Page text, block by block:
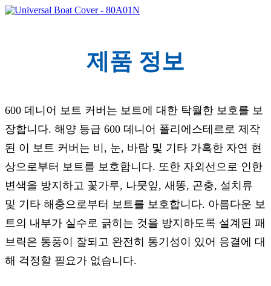
제품 정보
600 데니어 보트 커버는 보트에 대한 탁월한 보호를 보
장합니다. 해양 등급 600 데니어 폴리에스테르로 제작
된 이 보트 커버는 비, 눈, 바람 및 기타 가혹한 자연 현
상으로부터 보트를 보호합니다. 또한 자외선으로 인한
변색을 방지하고 꽃가루, 나뭇잎, 새똥, 곤충, 설치류
및 기타 해충으로부터 보트를 보호합니다. 아름다운 보
트의 내부가 실수로 긁히는 것을 방지하도록 설계된 패
브릭은 통풍이 잘되고 완전히 통기성이 있어 응결에 대
해 걱정할 필요가 없습니다.